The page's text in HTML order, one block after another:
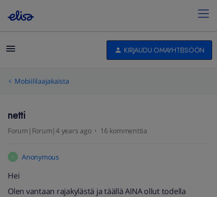
KIRJAUDU OMAYHTEISÖÖN
Mobiililaajakaista
netti
Forum|Forum|4 years ago 16 kommenttia
A Anonymous
Hei
Olen vantaan rajakylästä ja täällä AINA ollut todella